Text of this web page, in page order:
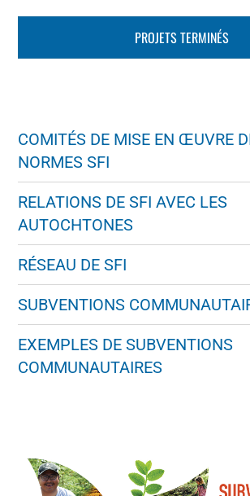
PROJETS TERMINÉS
COMITÉS DE MISE EN ŒUVRE
NORMES SFI
RELATIONS DE SFI AVEC LES
AUTOCHTONES
RÉSEAU DE SFI
SUBVENTIONS
EXEMPLES DE SUBVENTIONS
COMMUNAUTAIRES